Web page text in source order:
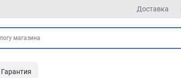
Доставка
Гарантия